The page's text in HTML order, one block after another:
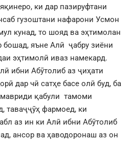
ки дар пазируфтани
гузоштани нафарони Усмон
кунад, то шояд ва эҳтимолан
бошад, яъне Алӣ ҷабру зиёни
эҳтимолӣ иваз намекард.
ибни Абӯтолиб аз ҷиҳати
дар чӣ сатҳе басе олӣ буд, ба
мавриди қабули тамоми
таваҷҷӯҳ фармоед, ки
аз ин ки Алӣ ибни Абӯтолиб
ансор ва ҳаводоронаш аз он